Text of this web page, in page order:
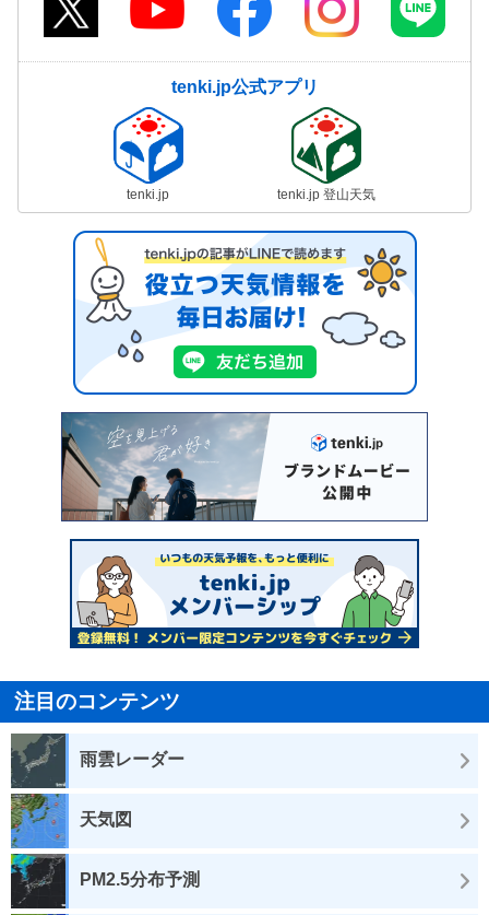
tenki.jp公式アプリ
tenki.jp tenki.jp 登山天気
注目のコンテンツ
雨雲レーダー
天気図
PM2.5分布予測